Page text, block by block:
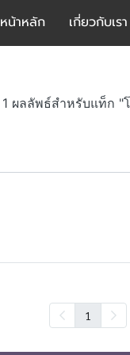
หน้าหลัก เกี่ยวกับเรา
1 ผลลัพธ์สำหรับแท็ก "
1